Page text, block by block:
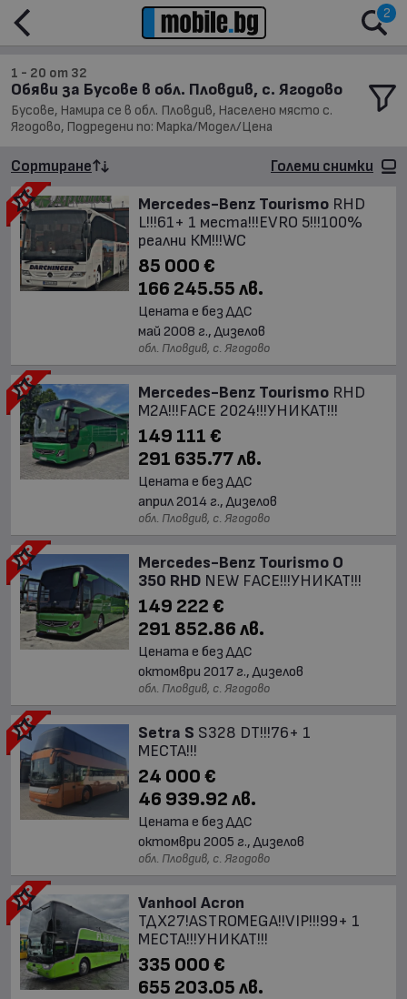
2
1 - 20 от 32
Обяви за Бусове в обл. Пловдив, с. Ягодово
Бусове, Намира се в обл. Пловдив, Населено място с.
Ягодово, Подредени по: Марка/Модел/Цена
Сортиране Големи снимки
Mercedes-Benz Tourismo RHD
L!!!61+ 1 места!!!EVRO 5!!!100%
реални КМ!!!WC
85 000 €
166 245.55 лв.
Цената е без ДДС
май 2008 г., Дизелов
обл. Пловдив, с. Ягодово
Mercedes-Benz Tourismo RHD
M2A!!!FACE 2024!!!УНИКАТ!!!
149 111 €
291 635.77 лв.
Цената е без ДДС
април 2014 г., Дизелов
обл. Пловдив, с. Ягодово
Mercedes-Benz Tourismo O
350 RHD NEW FACE!!!УНИКАТ!!!
149 222 €
291 852.86 лв.
Цената е без ДДС
октомври 2017 г., Дизелов
обл. Пловдив, с. Ягодово
Setra S S328 DT!!!76+ 1
МЕСТА!!!
24 000 €
46 939.92 лв.
Цената е без ДДС
октомври 2005 г., Дизелов
обл. Пловдив, с. Ягодово
Vanhool Acron
ТДХ27!ASTROMEGA!!VIP!!!99+ 1
МЕСТА!!!УНИКАТ!!!
335 000 €
655 203.05 лв.